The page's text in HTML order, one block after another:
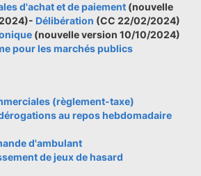
d'achat et de paiement (nouvelle
Délibération (CC 22/02/2024)
(nouvelle version 10/10/2024)
pour les marchés publics
(règlement-taxe)
au repos hebdomadaire
d'ambulant
de jeux de hasard